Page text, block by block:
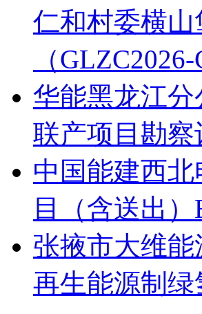
仁和村委横
（
华能黑龙江分
联产项目勘
中国能建西
目（含送出
张掖市大维
再生能源制